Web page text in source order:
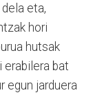
eta,
hori
hutsak
erabilera bat
egun jarduera